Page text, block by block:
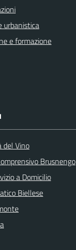
urbanistica
e formazione
del Vino
Brusnengo
a Domicilio
Biellese